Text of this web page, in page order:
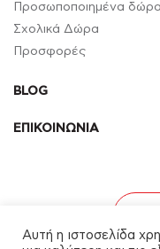
Προσωποποιημένα δώρα
Σχολικά Δώρα
Προσφορές
BLOG
ΕΠΙΚΟΙΝΩΝΙΑ
Αυτή η ιστοσελίδα